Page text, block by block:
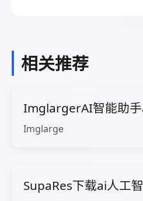
相关推荐
ImglargerAI智能助
Imglarge
SupaRes下载ai人工